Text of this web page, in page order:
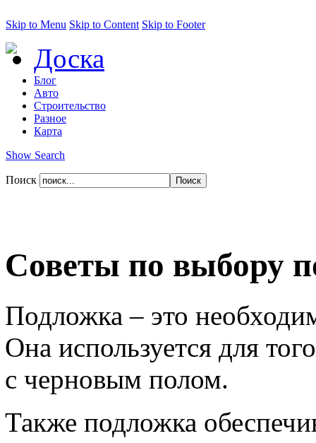
Skip to Menu Skip to Content Skip to Footer
Доска
Блог
Авто
Строительство
Разное
Карта
Show Search
Поиск
Советы по выбору
Подложка – это
Она используется для
с черновым полом.
Также подложка